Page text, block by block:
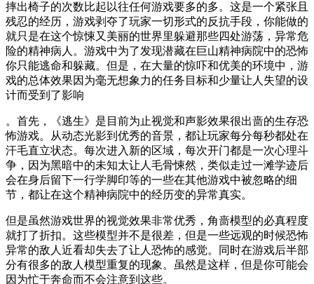
摔出椅子的次数比起以往任何游戏要多的多。这是一个紧张且
残忍的经历，游戏剥夺了玩家一切形式的反抗手段，你能做的
就只是在这个惊悚又美丽的世界里躲避那些四处游荡，异常危
险的精神病人。游戏中为了发现潜藏在巨山精神病院中的恐怖
你只能逃命和躲藏。但是，在大量的惊吓和优美的环境中，游
戏的总体效果因为毫无想象力的任务目标和少量让人失望的设
计而受到了影响
。首先，《逃生》是目前为止视觉和声影效果很出啬的生存恐
怖游戏。从动态光影到优秀的音景，都让玩家每分每秒都处在
汗毛直立状态。每次进入新的区域，每次开门都是一次心理斗
争，因为黑暗中的未知太让人毛骨悚然，类似走过一滩学迹后
会在身后留下一行学脚印等的一些在其他游戏中被忽略的细
节，都让在这个精神病院中的经历变的异常真实。
但是虽然游戏世界的视觉效果非常优秀，角啬模型的必真程度
就打了折扣。这些模型并不是很差，但是一些远观的时候恐怖
异常的敌人近看却失去了让人恐怖的感觉。同时在游戏后半部
分有很多的敌人模型重复的现象。虽然是这样，但是你可能会
因为忙于奔命而不会注意到这些。